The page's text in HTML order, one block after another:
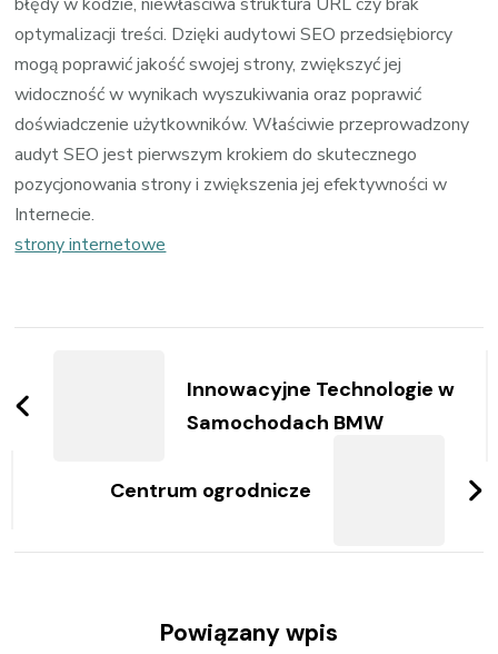
optymalizacji treści. Dzięki audytowi SEO przedsiębiorcy
mogą poprawić jakość swojej strony, zwiększyć jej
widoczność w wynikach wyszukiwania oraz poprawić
doświadczenie użytkowników. Właściwie przeprowadzony
audyt SEO jest pierwszym krokiem do skutecznego
pozycjonowania strony i zwiększenia jej efektywności w
Internecie.
strony internetowe
wpisy
Innowacyjne Technologie w
Samochodach BMW
Centrum ogrodnicze
Powiązany wpis